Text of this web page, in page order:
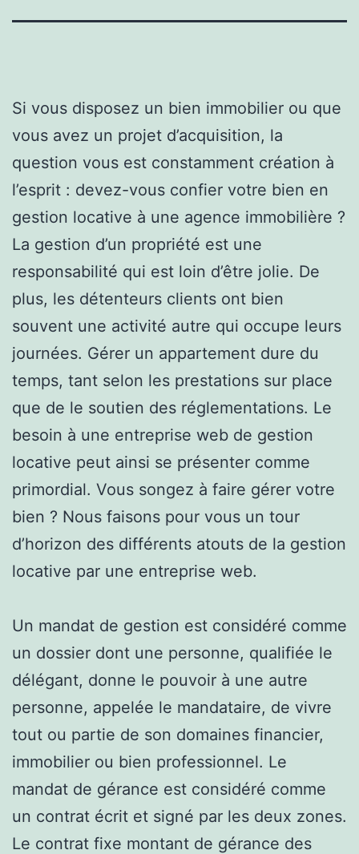
Si vous disposez un bien immobilier ou que
vous avez un projet d’acquisition, la
question vous est constamment création à
l’esprit : devez-vous confier votre bien en
gestion locative à une agence immobilière ?
La gestion d’un propriété est une
responsabilité qui est loin d’être jolie. De
plus, les détenteurs clients ont bien
souvent une activité autre qui occupe leurs
journées. Gérer un appartement dure du
temps, tant selon les prestations sur place
que de le soutien des réglementations. Le
besoin à une entreprise web de gestion
locative peut ainsi se présenter comme
primordial. Vous songez à faire gérer votre
bien ? Nous faisons pour vous un tour
d’horizon des différents atouts de la gestion
locative par une entreprise web.
Un mandat de gestion est considéré comme
un dossier dont une personne, qualifiée le
délégant, donne le pouvoir à une autre
personne, appelée le mandataire, de vivre
tout ou partie de son domaines financier,
immobilier ou bien professionnel. Le
mandat de gérance est considéré comme
un contrat écrit et signé par les deux zones.
Le contrat fixe montant de gérance des